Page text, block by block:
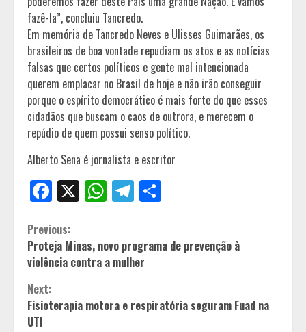
fazê-la”, concluiu Tancredo.
Em memória de Tancredo Neves e Ulisses Guimarães, os
brasileiros de boa vontade repudiam os atos e as notícias
falsas que certos políticos e gente mal intencionada
querem emplacar no Brasil de hoje e não irão conseguir
porque o espírito democrático é mais forte do que esses
cidadãos que buscam o caos de outrora, e merecem o
repúdio de quem possui senso político.
Alberto Sena é jornalista e escritor
Facebook
X WhatsApp
Telegram
Continue
Reading
Previous:
Proteja Minas, novo programa de prevenção à
violência contra a mulher
Next:
Fisioterapia motora e respiratória seguram Fuad na
UTI